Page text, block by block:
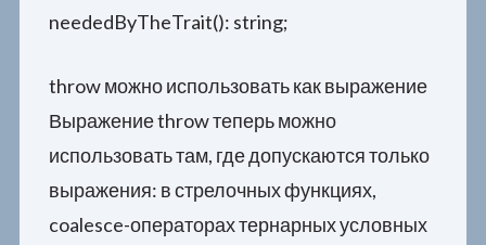
neededByTheTrait(): string;
throw можно использовать как выражение
Выражение throw теперь можно
использовать там, где допускаются только
выражения: в стрелочных функциях,
coalesce-операторах тернарных условных